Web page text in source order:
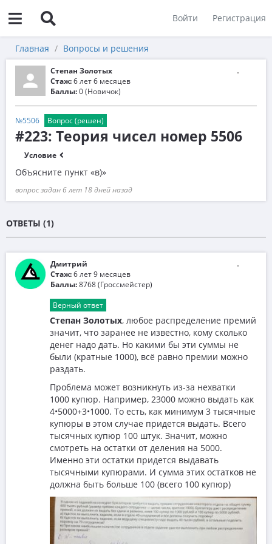
Войти Регистрация
Главная Вопросы и решения
Степан Золотых
Стаж:6 лет 6 месяцев
Баллы:0 (Новичок)
№5506 Вопрос (решен)
#223: Теория чисел номер 5506
Условие
Объясните пункт «в)»
вопрос задан 6 лет 18 дней назад
ОТВЕТЫ (1)
Дмитрий
Стаж:6 лет 9 месяцев
Баллы:8768 (Гроссмейстер)
Верный ответ
Степан Золотых, любое распределение премий
значит, что заранее не известно, кому сколько
денег надо дать. Но какими бы эти суммы не
были (кратные 1000), всё равно премии можно
раздать.
Проблема может возникнуть из-за нехватки
1000 купюр. Например, 23000 можно выдать как
4•5000+3•1000. То есть, как минимум 3 тысячные
купюры в этом случае придется выдать. Всего
тысячных купюр 100 штук. Значит, можно
смотреть на остатки от деления на 5000.
Именно эти остатки придется выдавать
тысячными купюрами. И сумма этих остатков не
должна быть больше 100 (всего 100 купюр)